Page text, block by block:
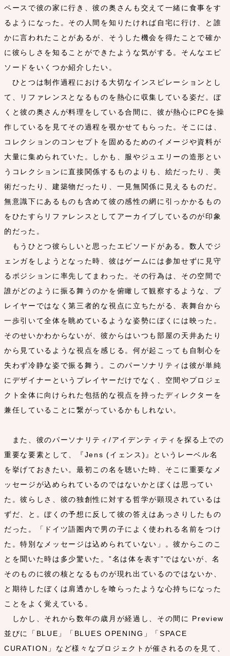
ペースで彼の家に行き、彼の奥さんも交えて一緒に食事をす
るようになった。その人間を知りたければ自宅に行け、と誰
かに言われたことがあるが、そうした機会を得たことで確か
に彼らしさを知ることができたような気がする。そんなエピ
ソードをいくつか紹介したい。
ひとつは制作過程における大切なインスピレーションとし
て、リファレンスとなるものを熱心に収集している姿だ。ぼ
くと彼の奥さんが料理をしている合間に、彼が熱心にPCを操
作しているを見てその過程を覗かせてもらった。そこには、
コレクションのコンセプトを固めるためのイメージや資料が
大量に集められていた。しかも、服やジュエリーの造形とい
うコレクションに直接関係するものよりも、絵だったり、美
術だったり、建築物だったり、一見無関係に見えるものだ。
無意識下にあるものも含めて彼の感性の網に引っかかるもの
をひたすらリファレンスとしてアーカイブしているのが印象
的だった。
もうひとつ彼らしいと思ったエピソードがある。数人でジ
ェンガをしようとなった時、彼はゲームには参加せずに見守
るポジションに率先してまわった。その行為は、その空間で
誰がどのように振る舞うのかを俯瞰して観察するような、プ
レイヤーではなく第三者的な視点に立ちたがる、表舞台から
一歩引いて全体を眺めているような姿勢にぼくには映った。
そのせいかわからないが、彼からはいつも部屋の天井あたり
から見ているような視点を感じる。何が起こっても自制心を
失わず冷静な姿で振る舞う。このパーソナリティは彼が単純
にデザイナーというプレイヤーだけでなく、空間やプロジェ
クト全体に向けられた包括的な視点を持ったディレクターを
兼任していることに繋がっているかもしれない。
また、彼のパーソナリティ/アイデンティティを探る上での
重要な要素として、『Jens (イェンス)』というレーベル名
を挙げておきたい。最初この名を聴いた時、そこに重要なメ
ッセージが込められているのではないかとぼくは思ってい
た。彼らしさ、彼の独創性に対する哲学が顕現されているは
ずだ、と。ぼくの予想に反して彼の答えはあっさりしたもの
だった。「ドイツ語圏内で男の子によく使われる名前をつけ
た。特別なメッセージは込められていない」。彼からこのこ
とを聞いた時は多少驚いた。”名は体を表す”ではないが、名
そのものに彼の核となるものが現れ出ているのではないか、
と期待したぼくは肩透かしを喰らったような心持ちになった
ことをよく覚えている。
しかし、それから数年の歳月が経過し、その間に Preview
並びに「BLUE」「BLUES OPENING」「SPACE
CURATION」など様々なプロジェクトが催されるのを見て、